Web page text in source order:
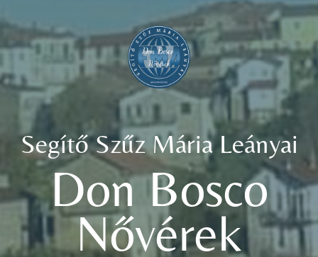
Segítő Szűz Mária Leányai
Don Bosco
Nővérek